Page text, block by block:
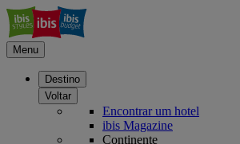
Menu
Destino
Voltar
Encontrar um hotel
ibis Magazine
Continente